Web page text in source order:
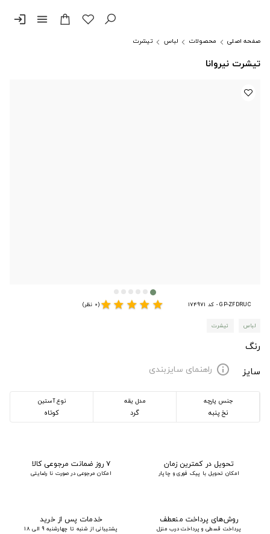
menu
login
صفحه اصلی محصولات لباس تیشرت
تیشرت نیروانا
GP-ZFDRUC - کد 174971 star
star
star
star
star(0 نظر)
لباس تیشرت
رنگ
سایز
info راهنمای سایزبندی
جنس پارچه
نخ پنبه
مدل یقه
گرد
نوع آستین
کوتاه
تحویل در کمترین زمان
امکان تحویل با پیک فوری و چاپار
۷ روز ضمانت مرجوعی کالا
امکان مرجوعی در صورت نا رضایتی
روش‌های پرداخت منعطف
پرداخت قسطی و پرداخت درب منزل
خدمات پس از خرید
پشتیبانی از شنبه تا چهارشنبه 9 الی 18